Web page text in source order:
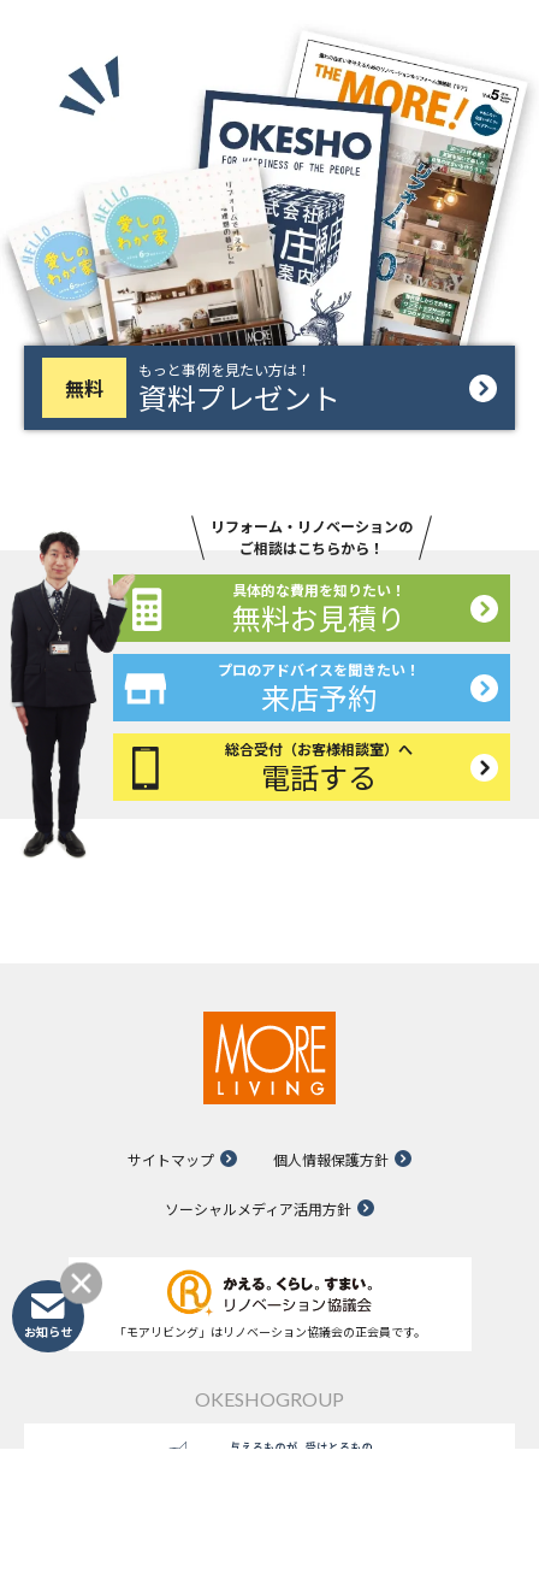
無料
もっと事例を見たい方は！
資料プレゼント
リフォーム・リノベーションの
ご相談はこちらから！
具体的な費用を知りたい！
無料お見積り
プロのアドバイスを聞きたい！
来店予約
総合受付（お客様相談室）へ
電話する
サイトマップ 個人情報保護方針
ソーシャルメディア活用方針
「モアリビング」はリノベーション協議会の正会員です。
OKESHOGROUP
お知らせ